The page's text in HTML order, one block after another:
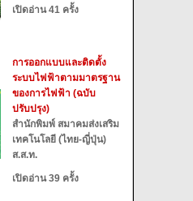
เปิดอ่าน 41 ครั้ง
การออกแบบและติดตั้ง
ระบบไฟฟ้าตามมาตรฐาน
ของการไฟฟ้า (ฉบับ
ปรับปรุง)
สำนักพิมพ์ สมาคมส่งเสริม
เทคโนโลยี (ไทย-ญี่ปุ่น)
ส.ส.ท.
เปิดอ่าน 39 ครั้ง